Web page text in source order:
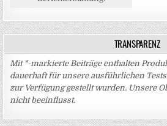
TRANSPARENZ
Mit *-markierte Beiträge enthalten
dauerhaft für unsere ausführlichen
zur Verfügung gestellt wurden. Unsere
nicht beeinflusst.